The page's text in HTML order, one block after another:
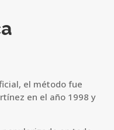
el método fue
en el año 1998 y